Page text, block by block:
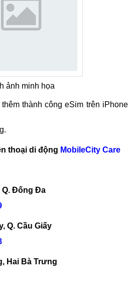
ảnh minh họa
thành công eSim trên iPhone
thoại di động MobileCity Care
Q. Đống Đa
Q. Cầu Giấy
Hai Bà Trưng